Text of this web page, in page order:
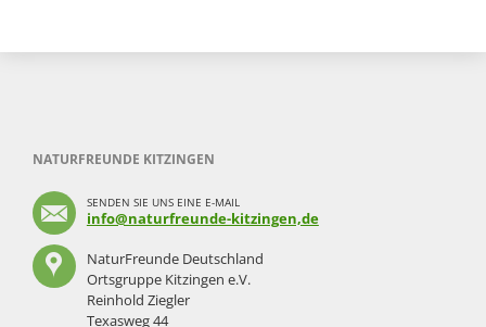
NATURFREUNDE KITZINGEN
SENDEN SIE UNS EINE E-MAIL
info@naturfreunde-kitzingen,de
NaturFreunde Deutschland
Ortsgruppe Kitzingen e.V.
Reinhold Ziegler
Texasweg 44